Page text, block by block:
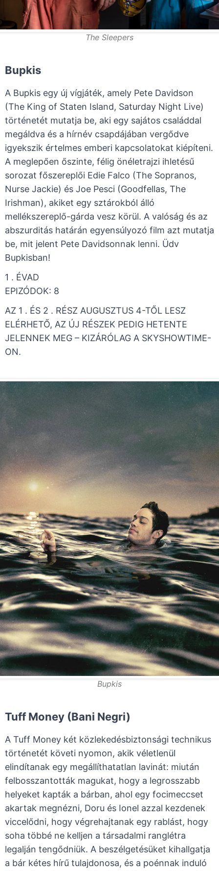
The Sleepers
Bupkis
A Bupkis egy új vígjáték, amely Pete Davidson
(The King of Staten Island, Saturday Night Live)
történetét mutatja be, aki egy sajátos családdal
megáldva és a hírnév csapdájában vergődve
igyekszik értelmes emberi kapcsolatokat kiépíteni.
A meglepően őszinte, félig önéletrajzi ihletésű
sorozat főszereplői Edie Falco (The Sopranos,
Nurse Jackie) és Joe Pesci (Goodfellas, The
Irishman), akiket egy sztárokból álló
mellékszereplő-gárda vesz körül. A valóság és az
abszurditás határán egyensúlyozó film azt mutatja
be, mit jelent Pete Davidsonnak lenni. Üdv
Bupkisban!
1 . ÉVAD ​
​EPIZÓDOK: 8
AZ 1 . ÉS 2 . RÉSZ AUGUSZTUS 4-TŐL LESZ
ELÉRHETŐ, AZ ÚJ RÉSZEK PEDIG HETENTE
JELENNEK MEG – KIZÁRÓLAG A SKYSHOWTIME-
ON.
Bupkis
Tuff Money (Bani Negri)
A Tuff Money két közlekedésbiztonsági technikus
történetét követi nyomon, akik véletlenül
elindítanak egy megállíthatatlan lavinát: miután
felbosszantották magukat, hogy a legrosszabb
helyeket kapták a bárban, ahol egy focimeccset
akartak megnézni, Doru és Ionel azzal kezdenek
viccelődni, hogy végrehajtanak egy rablást, hogy
soha többé ne kelljen a társadalmi ranglétra
legalján tengődniük. A beszélgetésüket kihallgatja
a bár kétes hírű tulajdonosa, és a poénnak induló